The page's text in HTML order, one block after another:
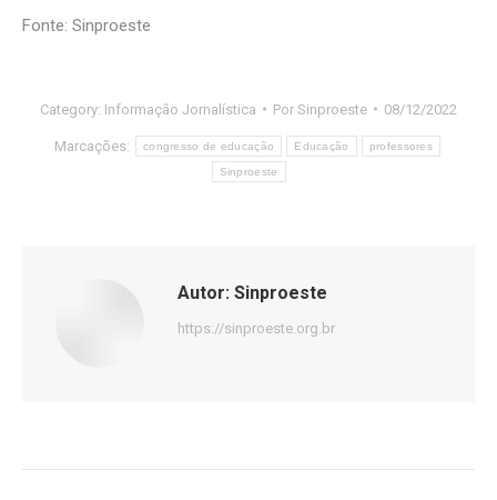
Fonte: Sinproeste
Category: Informação Jornalística Por Sinproeste 08/12/2022
Marcações: congresso de educação Educação professores
Sinproeste
Autor: Sinproeste
https://sinproeste.org.br